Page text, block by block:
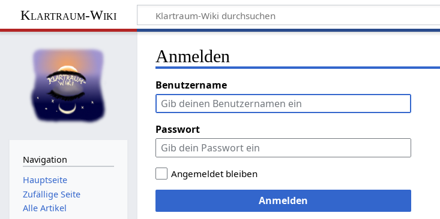
Klartraum-Wiki
Anmelden
Benutzername
Passwort
Angemeldet bleiben
Anmelden
Navigation
Hauptseite
Zufällige Seite
Alle Artikel